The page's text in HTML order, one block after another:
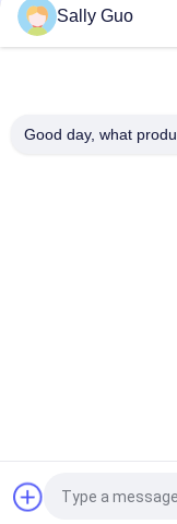
Batería profunda
LiFePO4 51.2V 100Ah
Almacenamiento de
Sally Guo
Good day, what